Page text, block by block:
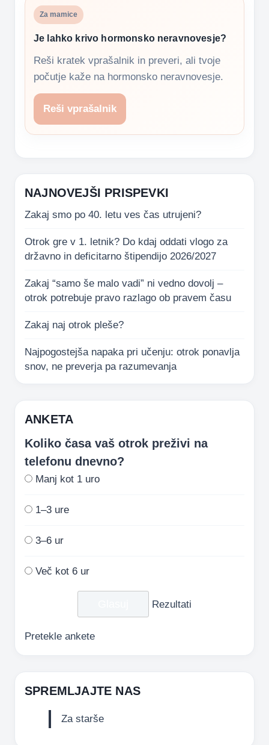
Za mamice
Je lahko krivo hormonsko neravnovesje?
Reši kratek vprašalnik in preveri, ali tvoje
počutje kaže na hormonsko neravnovesje.
Reši vprašalnik
NAJNOVEJŠI PRISPEVKI
Zakaj smo po 40. letu ves čas utrujeni?
Otrok gre v 1. letnik? Do kdaj oddati vlogo za
državno in deficitarno štipendijo 2026/2027
Zakaj “samo še malo vadi” ni vedno dovolj –
otrok potrebuje pravo razlago ob pravem času
Zakaj naj otrok pleše?
Najpogostejša napaka pri učenju: otrok ponavlja
snov, ne preverja pa razumevanja
ANKETA
Koliko časa vaš otrok preživi na
telefonu dnevno?
Manj kot 1 uro
1–3 ure
3–6 ur
Več kot 6 ur
Rezultati
Pretekle ankete
SPREMLJAJTE NAS
Za starše